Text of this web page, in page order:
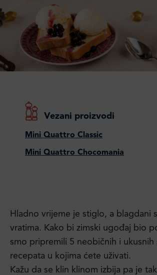
Vezani proizvodi
Mini Quattro Classic
Mini Quattro Chocomania
Hladno vrijeme je stiglo, a blagdani
vratima. Kako bi zimski ugođaj bio
smo pripremili 5 neobičnih i ukusnih
recepata u kojima ćete uživati.
Kažu da se klin klinom izbija pa je